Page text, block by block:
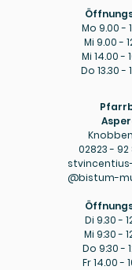
Mo 9.00 -
Mi 9.00 -
Mi 14.00 -
Do 13.30 -
02823 - 92
@bistum-
Di 9.30 -
Mi 9:30 -
Do 9:30 -
Fr14.00 -